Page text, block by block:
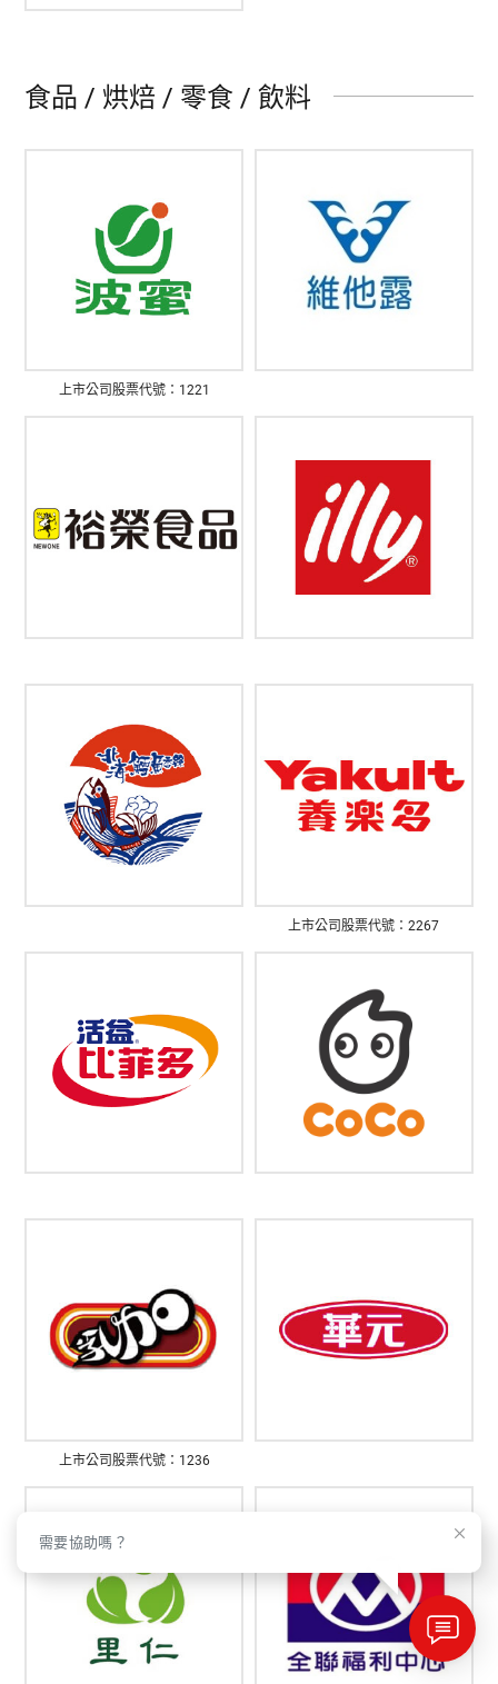
食品 / 烘焙 / 零食 / 飲料
上市公司股票代號：1221
上市公司股票代號：2267
上市公司股票代號：1236
需要協助嗎？